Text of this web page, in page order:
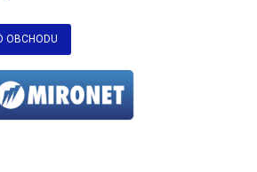
OBCHODU